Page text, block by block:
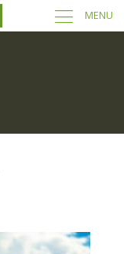
MENU